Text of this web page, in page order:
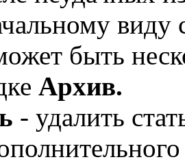
виду
быть
Архив.
- удалить